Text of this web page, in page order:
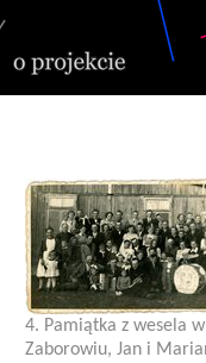
4. Pamiątka z wesela w
Zaborowiu, Jan i